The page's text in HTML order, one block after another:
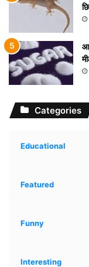
Categories
Educational
Featured
Funny
Interesting